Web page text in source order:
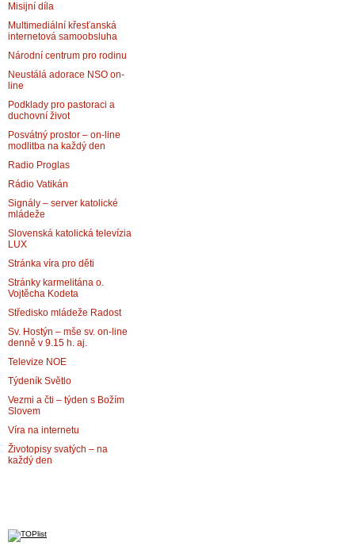
Misijní díla
Multimediální křesťanská
internetová samoobsluha
Národní centrum pro rodinu
Neustálá adorace NSO on-
line
Podklady pro pastoraci a
duchovní život
Posvátný prostor – on-line
modlitba na každý den
Radio Proglas
Rádio Vatikán
Signály – server katolické
mládeže
Slovenská katolická televízia
LUX
Stránka víra pro děti
Stránky karmelitána o.
Vojtěcha Kodeta
Středisko mládeže Radost
Sv. Hostýn – mše sv. on-line
denně v 9.15 h. aj.
Televize NOE
Týdeník Světlo
Vezmi a čti – týden s Božím
Slovem
Víra na internetu
Životopisy svatých – na
každý den